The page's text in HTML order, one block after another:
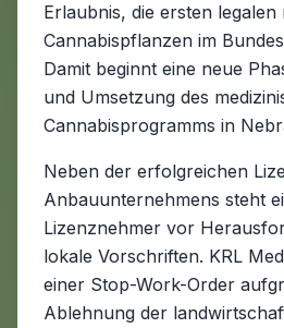
Erlaubnis, die ersten legalen
Cannabispflanzen im
Damit beginnt eine neue
und Umsetzung des
Cannabisprogramms in
Neben der erfolgreichen
Anbauunternehmens steht
Lizenznehmer vor
lokale Vorschriften. KRL
einer Stop-Work-Order
Ablehnung der